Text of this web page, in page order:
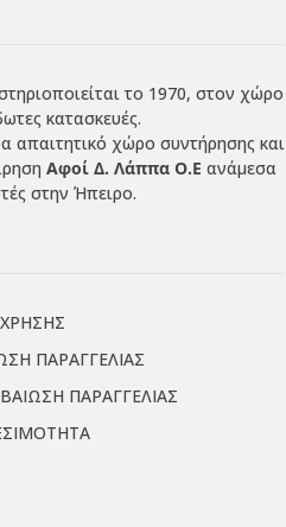
το 1970, στον χώρο
κατασκευές.
απαιτητικό χώρο συντήρησης και
Αφοί Δ. Λάππα Ο.Ε ανάμεσα
στην Ήπειρο.
ΠΑΡΑΓΓΕΛΙΑΣ
ΠΑΡΑΓΓΕΛΙΑΣ